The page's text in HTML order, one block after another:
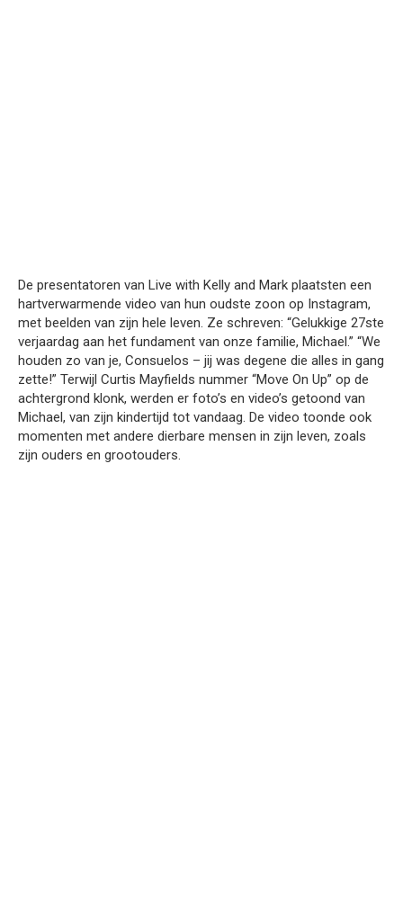
De presentatoren van Live with Kelly and Mark plaatsten een
hartverwarmende video van hun oudste zoon op Instagram,
met beelden van zijn hele leven. Ze schreven: “Gelukkige 27ste
verjaardag aan het fundament van onze familie, Michael.” “We
houden zo van je, Consuelos – jij was degene die alles in gang
zette!” Terwijl Curtis Mayfields nummer “Move On Up” op de
achtergrond klonk, werden er foto’s en video’s getoond van
Michael, van zijn kindertijd tot vandaag. De video toonde ook
momenten met andere dierbare mensen in zijn leven, zoals
zijn ouders en grootouders.